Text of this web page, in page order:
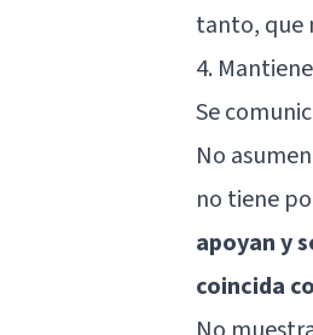
tanto, que
4.
Se
No
no tiene
apoyan y
coincida